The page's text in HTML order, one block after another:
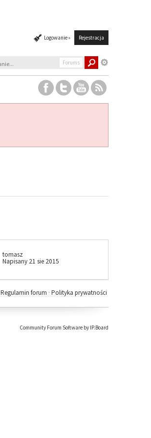
Logowanie » Rejestracja
Forums
tomasz
Napisany 21 sie 2015
Polityka prywatności
Regulamin forum ·
Community Forum Software by IP.Board